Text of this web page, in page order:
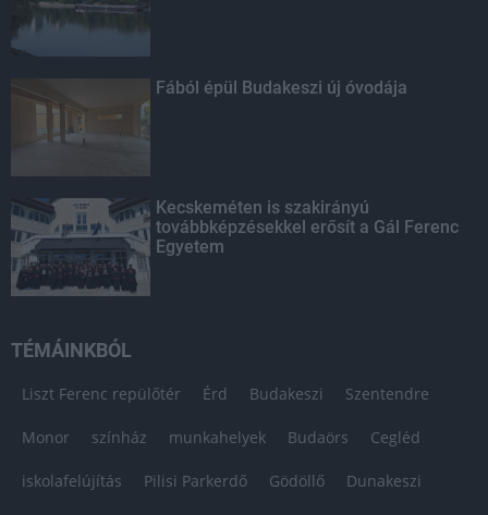
Fából épül Budakeszi új óvodája
Kecskeméten is szakirányú
továbbképzésekkel erősít a Gál Ferenc
Egyetem
TÉMÁINKBÓL
Liszt Ferenc repülőtér Érd Budakeszi Szentendre
Monor színház munkahelyek Budaörs Cegléd
iskolafelújítás Pilisi Parkerdő Gödöllő Dunakeszi